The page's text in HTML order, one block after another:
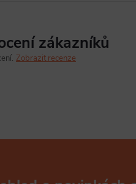
zákazníků
Zobrazit recenze